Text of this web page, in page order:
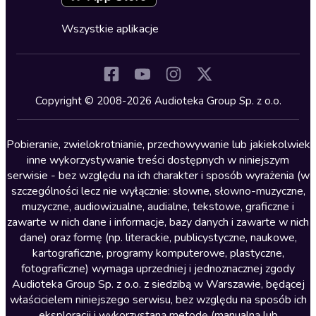
Kryminały
Lektury szkolne
Literatura anglojęzyczna
Literatura faktu
Literatura obyczajowa
Literatura piękna obca
Literatura piękna polska
Nagrania relaksacyjne
Nauka języków
Nauki humanistyczne
Cykle audiobooków
Wszystkie aplikacje
Copyright © 2008-2026 Audioteka Group Sp. z o.o.
Pobieranie, zwielokrotnianie, przechowywanie lub jakiekolwiek
inne wykorzystywanie treści dostępnych w niniejszym
serwisie - bez względu na ich charakter i sposób wyrażenia (w
szczególności lecz nie wyłącznie: słowne, słowno-muzyczne,
muzyczne, audiowizualne, audialne, tekstowe, graficzne i
zawarte w nich dane i informacje, bazy danych i zawarte w nich
dane) oraz formę (np. literackie, publicystyczne, naukowe,
kartograficzne, programy komputerowe, plastyczne,
fotograficzne) wymaga uprzedniej i jednoznacznej zgody
Audioteka Group Sp. z o.o. z siedzibą w Warszawie, będącej
właścicielem niniejszego serwisu, bez względu na sposób ich